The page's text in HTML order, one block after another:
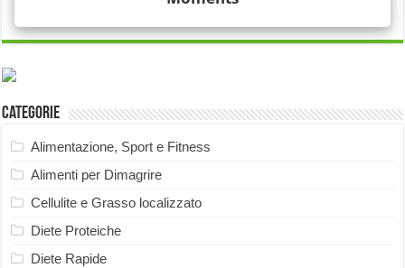
Categorie
Alimentazione, Sport e Fitness
Alimenti per Dimagrire
Cellulite e Grasso localizzato
Diete Proteiche
Diete Rapide